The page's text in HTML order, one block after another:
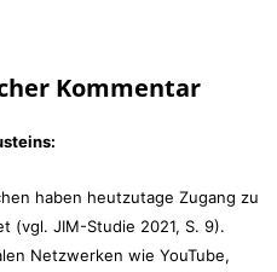
Kommentar
haben heutzutage Zugang zu
(vgl. JIM-Studie 2021, S. 9).
Netzwerken wie YouTube,